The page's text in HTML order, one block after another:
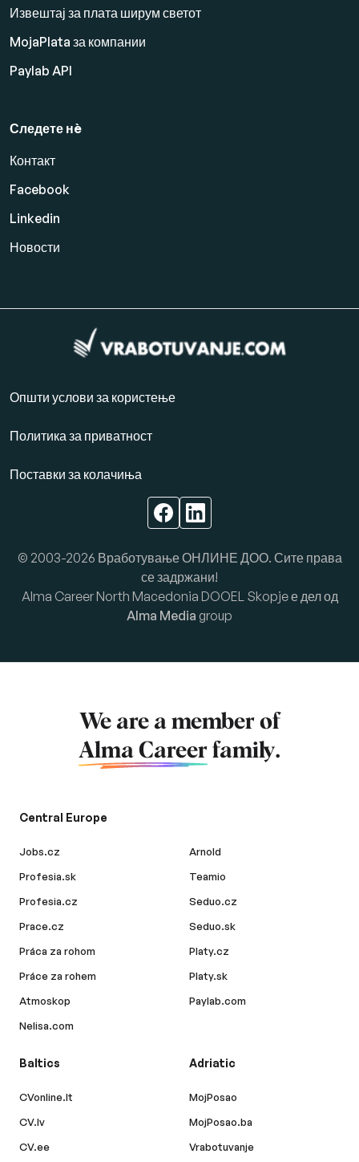
Извештај за плата ширум светот
MojaPlata за компании
Paylab API
Следете нè
Контакт
Facebook
Linkedin
Новости
Општи услови за користење
Политика за приватност
Поставки за колачиња
© 2003-2026 Вработување ОНЛИНЕ ДОО. Сите права
се задржани!
Alma Career North Macedonia DOOEL Skopje е дел од
Alma Media group
We are a member of
Alma Career family.
Central Europe
Jobs.cz
Profesia.sk
Profesia.cz
Prace.cz
Práca za rohom
Práce za rohem
Atmoskop
Nelisa.com
Arnold
Teamio
Seduo.cz
Seduo.sk
Platy.cz
Platy.sk
Paylab.com
Baltics
CVonline.lt
CV.lv
CV.ee
Adriatic
MojPosao
MojPosao.ba
Vrabotuvanje